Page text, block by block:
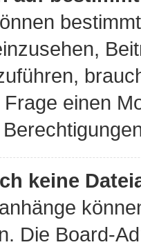
einen
keine
Die Board-